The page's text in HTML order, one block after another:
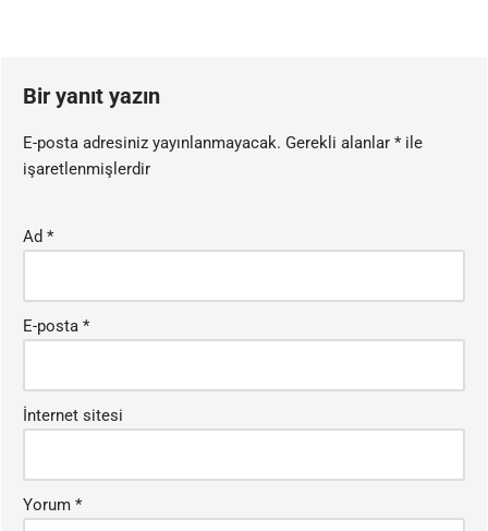
Bir yanıt yazın
E-posta adresiniz yayınlanmayacak. Gerekli alanlar *ile
işaretlenmişlerdir
Ad *
E-posta *
İnternet sitesi
Yorum *